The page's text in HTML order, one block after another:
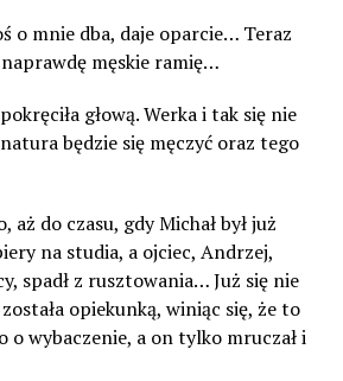
o mnie dba, daje oparcie… Teraz
męskie ramię…
głową. Werka i tak się nie
będzie się męczyć oraz tego
aż do czasu, gdy Michał był już
na studia, a ojciec, Andrzej,
spadł z rusztowania… Już się nie
opiekunką, winiąc się, że to
o wybaczenie, a on tylko mruczał i